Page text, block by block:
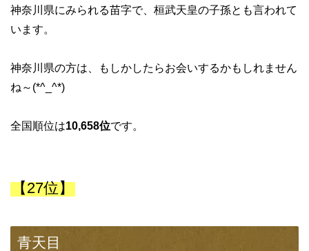
神奈川県にみられる苗字で、桓武天皇の子孫とも言われて
います。
神奈川県の方は、もしかしたらお会いするかもしれません
ね～(*^_^*)
全国順位は10,658位です。
【27位】
青天目